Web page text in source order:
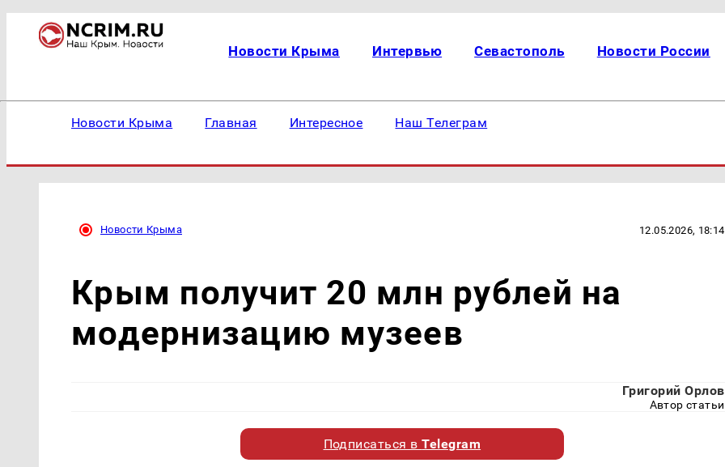
Новости Крыма Интервью Севастополь Новости России
Новости Крыма Главная Интересное Наш Телеграм
Новости Крыма 12.05.2026, 18:14
Крым получит 20 млн рублей на
модернизацию музеев
Григорий Орлов
Автор статьи
Подписаться вTelegram